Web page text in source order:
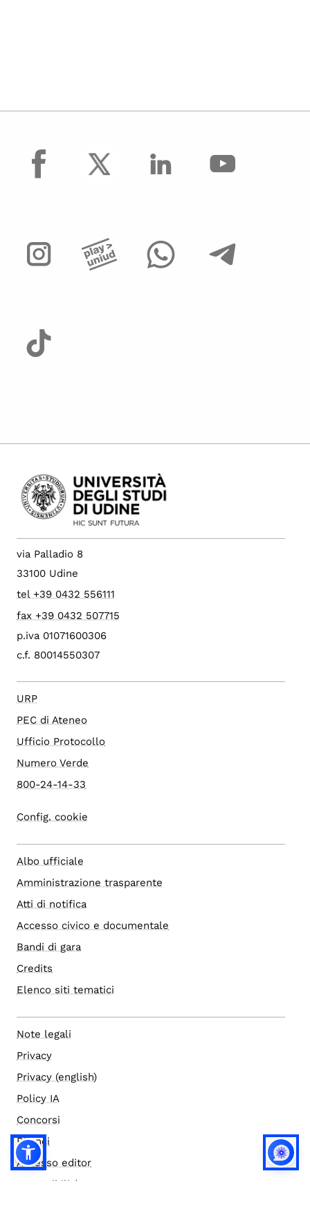
facebook
via Palladio 8
33100 Udine
tel +39 0432 556111
fax +39 0432 507715
p.iva 01071600306
c.f. 80014550307
URP
PEC di Ateneo
Ufficio Protocollo
Numero Verde
800-24-14-33
Config. cookie
Albo ufficiale
Amministrazione trasparente
Atti di notifica
Accesso civico e documentale
Bandi di gara
Credits
Elenco siti tematici
Note legali
Privacy
Privacy (english)
Policy IA
Concorsi
Bilanci
Accesso editor
Accessibilità